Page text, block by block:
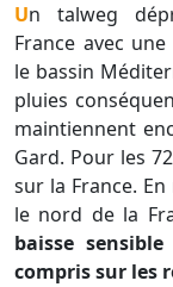
Un talweg dépressionnaire balaie actuellement la
France avec
le bassin
pluies
maintiennent
Gard. Pour les
sur la France.
le nord de la
baisse
compris sur les